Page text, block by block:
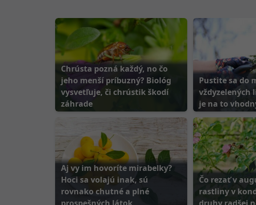
Chrústa pozná každý, no čo
jeho menší príbuzný? Biológ
vysvetľuje, či chrústik škodí
záhrade
Pustite sa do
vždyzelených
je na to
Aj vy im hovoríte mirabelky?
Hoci sa volajú inak, sú
rovnako chutné a plné
Čo rezať v
rastliny v